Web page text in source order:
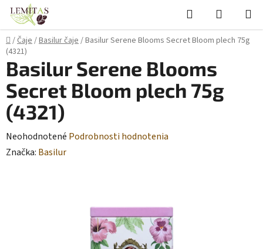
Prejsť
obsah
Hľadať
KOŠÍK
Domov
/Čaje/Basilur čaje/Basilur Serene Blooms Secret Bloom plech 75g
(4321)
Basilur Serene Blooms
Secret Bloom plech 75g
(4321)
Priemerné
hodnotenie
Neohodnotené Podrobnosti hodnotenia
Značka: Basilur